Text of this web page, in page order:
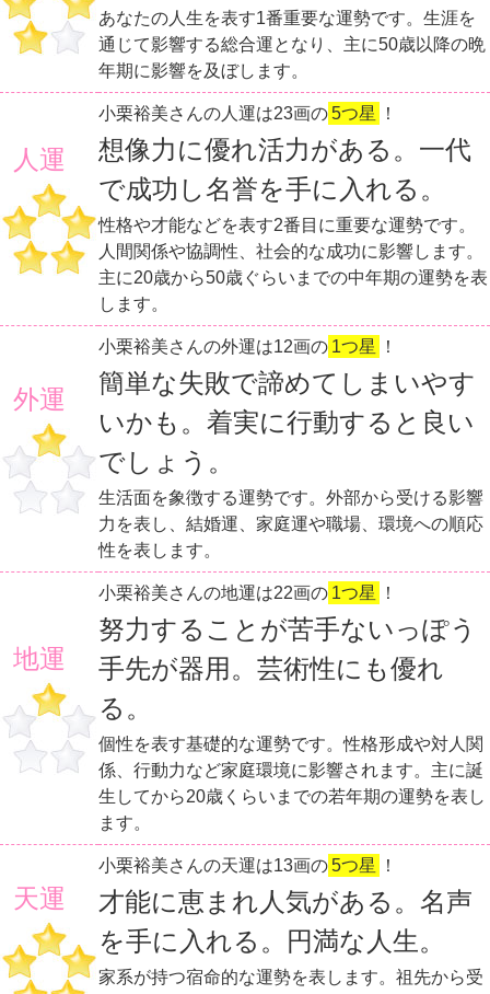
あなたの人生を表す1番重要な運勢です。生涯を
通じて影響する総合運となり、主に50歳以降の晩
年期に影響を及ぼします。
人運
小栗裕美さんの人運は23画の5つ星 ！
想像力に優れ活力がある。一代
で成功し名誉を手に入れる。
性格や才能などを表す2番目に重要な運勢です。
人間関係や協調性、社会的な成功に影響します。
主に20歳から50歳ぐらいまでの中年期の運勢を表
します。
外運
小栗裕美さんの外運は12画の 1つ星 ！
簡単な失敗で諦めてしまいやす
いかも。着実に行動すると良い
でしょう。
生活面を象徴する運勢です。外部から受ける影響
力を表し、結婚運、家庭運や職場、環境への順応
性を表します。
地運
小栗裕美さんの地運は22画の 1つ星 ！
努力することが苦手ないっぽう
手先が器用。芸術性にも優れ
る。
個性を表す基礎的な運勢です。性格形成や対人関
係、行動力など家庭環境に影響されます。主に誕
生してから20歳くらいまでの若年期の運勢を表し
ます。
天運
小栗裕美さんの天運は13画の5つ星 ！
才能に恵まれ人気がある。名声
を手に入れる。円満な人生。
家系が持つ宿命的な運勢を表します。祖先から受